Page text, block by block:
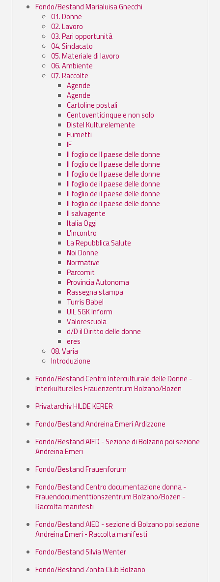
Fondo/Bestand Marialuisa Gnecchi
01. Donne
02. Lavoro
03. Pari opportunità
04. Sindacato
05. Materiale di lavoro
06. Ambiente
07. Raccolte
Agende
Agende
Cartoline postali
Centoventicinque e non solo
Distel Kulturelemente
Fumetti
IF
Il foglio de Il paese delle donne
Il foglio de Il paese delle donne
Il foglio de Il paese delle donne
Il foglio de il paese delle donne
Il foglio de il paese delle donne
Il foglio de il paese delle donne
Il salvagente
Italia Oggi
L'incontro
La Repubblica Salute
Noi Donne
Normative
Parcomit
Provincia Autonoma
Rassegna stampa
Turris Babel
UIL SGK Inform
Valorescuola
d/D il Diritto delle donne
eres
08. Varia
Introduzione
Fondo/Bestand Centro Interculturale delle Donne -
Interkulturelles Frauenzentrum Bolzano/Bozen
Privatarchiv HILDE KERER
Fondo/Bestand Andreina Emeri Ardizzone
Fondo/Bestand AIED - Sezione di Bolzano poi sezione
Andreina Emeri
Fondo/Bestand Frauenforum
Fondo/Bestand Centro documentazione donna -
Frauendocumenttionszentrum Bolzano/Bozen -
Raccolta manifesti
Fondo/Bestand AIED - sezione di Bolzano poi sezione
Andreina Emeri - Raccolta manifesti
Fondo/Bestand Silvia Wenter
Fondo/Bestand Zonta Club Bolzano